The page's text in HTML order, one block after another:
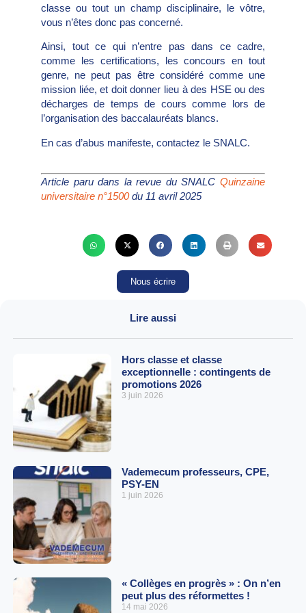
classe ou tout un champ disciplinaire, le vôtre,
vous n’êtes donc pas concerné.
Ainsi, tout ce qui n’entre pas dans ce cadre,
comme les certifications, les concours en tout
genre, ne peut pas être considéré comme une
mission liée, et doit donner lieu à des HSE ou des
décharges de temps de cours comme lors de
l’organisation des baccalauréats blancs.
En cas d’abus manifeste, contactez le SNALC.
Article paru dans la revue du SNALC Quinzaine
universitaire n°1500du 11 avril 2025
Nous écrire
Lire aussi
Hors classe et classe
exceptionnelle : contingents de
promotions 2026
3 juin 2026
Vademecum professeurs, CPE,
PSY-EN
1 juin 2026
« Collèges en progrès » : On n’en
peut plus des réformettes !
14 mai 2026